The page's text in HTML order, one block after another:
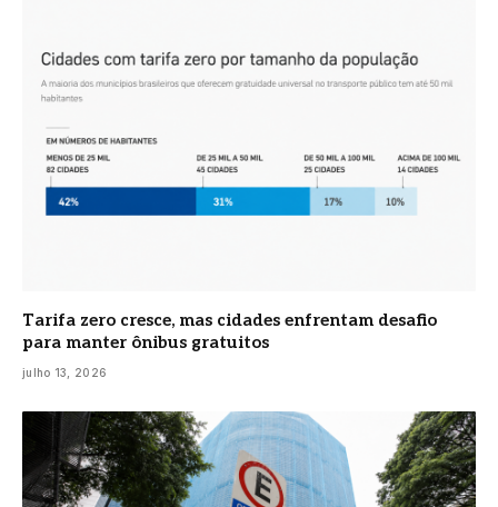
Tarifa zero cresce, mas cidades enfrentam desafio
para manter ônibus gratuitos
julho 13, 2026